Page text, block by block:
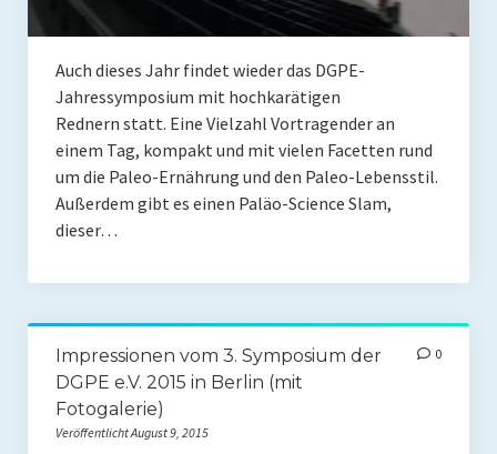
Podcasts
Produkttest
Rezension
Gastautor werden
Paleo Gehirn-Pflege Guide
Gehirn-Pflege Kochbuch
Auch dieses Jahr findet wieder das DGPE-
Jahressymposium mit hochkarätigen
Rednern statt. Eine Vielzahl Vortragender an
einem Tag, kompakt und mit vielen Facetten rund
um die Paleo-Ernährung und den Paleo-Lebensstil.
Außerdem gibt es einen Paläo-Science Slam,
dieser…
Impressionen vom 3. Symposium der
DGPE e.V. 2015 in Berlin (mit
Fotogalerie)
Veröffentlicht August 9, 2015
0